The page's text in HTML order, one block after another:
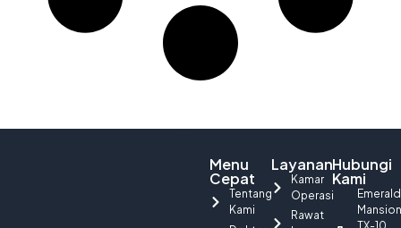
Menu
Cepat
Tentang
Kami
Layanan
Kamar
Operasi
Rawat
Hubungi
Kami
Emerald
Mansion